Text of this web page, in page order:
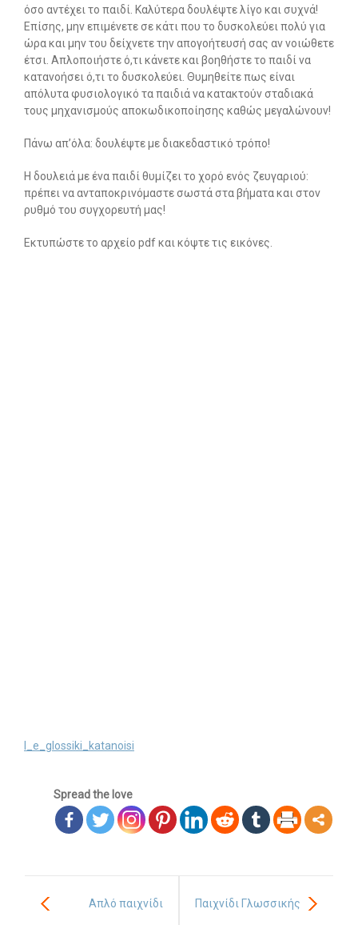
Άρθρα
-- Εργοθεραπεία
-- Λογοθεραπεία
-- Διαταραχές
όσο αντέχει το παιδί. Καλύτερα δουλέψτε λίγο και συχνά!
Επίσης, μην επιμένετε σε κάτι που το δυσκολεύει πολύ για
ώρα και μην του δείχνετε την απογοήτευσή σας αν νοιώθετε
έτσι. Απλοποιήστε ό,τι κάνετε και βοηθήστε το παιδί να
κατανοήσει ό,τι το δυσκολεύει. Θυμηθείτε πως είναι
απόλυτα φυσιολογικό τα παιδιά να κατακτούν σταδιακά
τους μηχανισμούς αποκωδικοποίησης καθώς μεγαλώνουν!
Πάνω απ’όλα: δουλέψτε με διακεδαστικό τρόπο!
Η δουλειά με ένα παιδί θυμίζει το χορό ενός ζευγαριού:
πρέπει να ανταποκρινόμαστε σωστά στα βήματα και στον
ρυθμό του συγχορευτή μας!
Εκτυπώστε το αρχείο pdf και κόψτε τις εικόνες.
l_e_glossiki_katanoisi
Spread the love
Απλό παιχνίδι Παιχνίδι Γλωσσικής